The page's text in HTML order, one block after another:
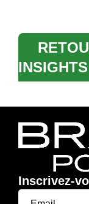
INSIGHTS
Inscrivez-